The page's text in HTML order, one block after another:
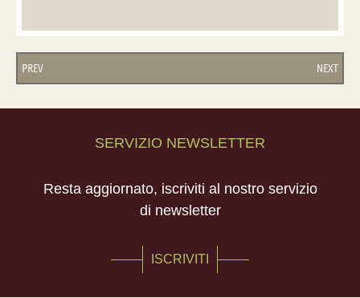
PREV NEXT
SERVIZIO NEWSLETTER
Resta aggiornato, iscriviti al nostro servizio
di newsletter
ISCRIVITI